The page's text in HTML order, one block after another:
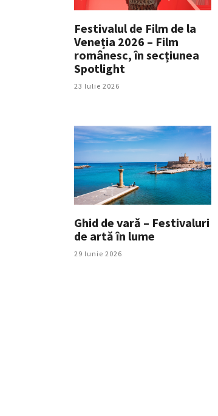
Festivalul de Film de la
Veneția 2026 – Film
românesc, în secțiunea
Spotlight
23 Iulie 2026
Ghid de vară – Festivaluri
de artă în lume
29 Iunie 2026